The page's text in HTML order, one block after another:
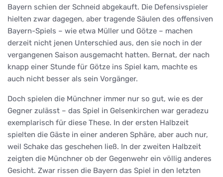
Bayern schien der Schneid abgekauft. Die Defensivspieler
hielten zwar dagegen, aber tragende Säulen des offensiven
Bayern-Spiels – wie etwa Müller und Götze – machen
derzeit nicht jenen Unterschied aus, den sie noch in der
vergangenen Saison ausgemacht hatten. Bernat, der nach
knapp einer Stunde für Götze ins Spiel kam, machte es
auch nicht besser als sein Vorgänger.
Doch spielen die Münchner immer nur so gut, wie es der
Gegner zulässt – das Spiel in Gelsenkirchen war geradezu
exemplarisch für diese These. In der ersten Halbzeit
spielten die Gäste in einer anderen Sphäre, aber auch nur,
weil Schake das geschehen ließ. In der zweiten Halbzeit
zeigten die Münchner ob der Gegenwehr ein völlig anderes
Gesicht. Zwar rissen die Bayern das Spiel in den letzten